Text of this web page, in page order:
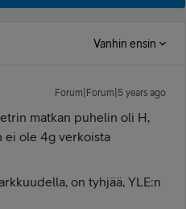
Vanhin ensin
Forum|Forum|5 years ago
matkan puhelin oli H,
ei ole 4g verkoista
on tyhjää, YLE:n